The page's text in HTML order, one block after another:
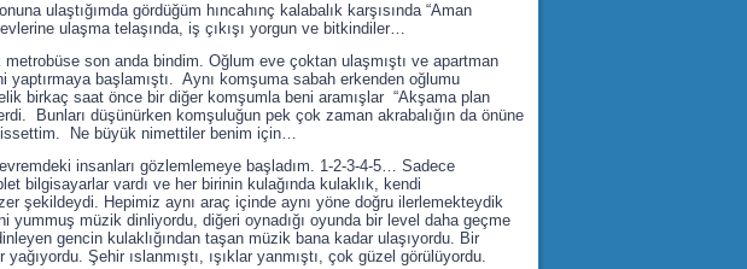
ulaştığımda gördüğüm hıncahınç kalabalık karşısında “Aman
ulaşma telaşında, iş çıkışı yorgun ve bitkindiler…
son anda bindim. Oğlum eve çoktan ulaşmıştı ve apartman
yaptırmaya başlamıştı. Aynı komşuma sabah erkenden oğlumu
birkaç saat önce bir diğer komşumla beni aramışlar “Akşama plan
Bunları düşünürken komşuluğun pek çok zaman akrabalığın da önüne
Ne büyük nimettiler benim için…
insanları gözlemlemeye başladım. 1-2-3-4-5… Sadece
bilgisayarlar vardı ve her birinin kulağında kulaklık, kendi
şekildeydi. Hepimiz aynı araç içinde aynı yöne doğru ilerlemekteydik
müzik dinliyordu, diğeri oynadığı oyunda bir level daha geçme
gencin kulaklığından taşan müzik bana kadar ulaşıyordu. Bir
Şehir ıslanmıştı, ışıklar yanmıştı, çok güzel görülüyordu.